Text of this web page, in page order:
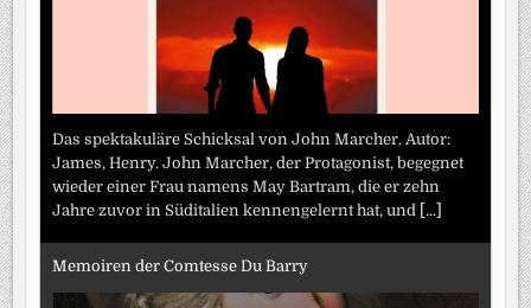
Das spektakuläre Schicksal von John Marcher. Autor:
James, Henry. John Marcher, der Protagonist, begegnet
wieder einer Frau namens May Bartram, die er zehn
Jahre zuvor in Süditalien kennengelernt hat, und [...]
Memoiren der Comtesse Du Barry